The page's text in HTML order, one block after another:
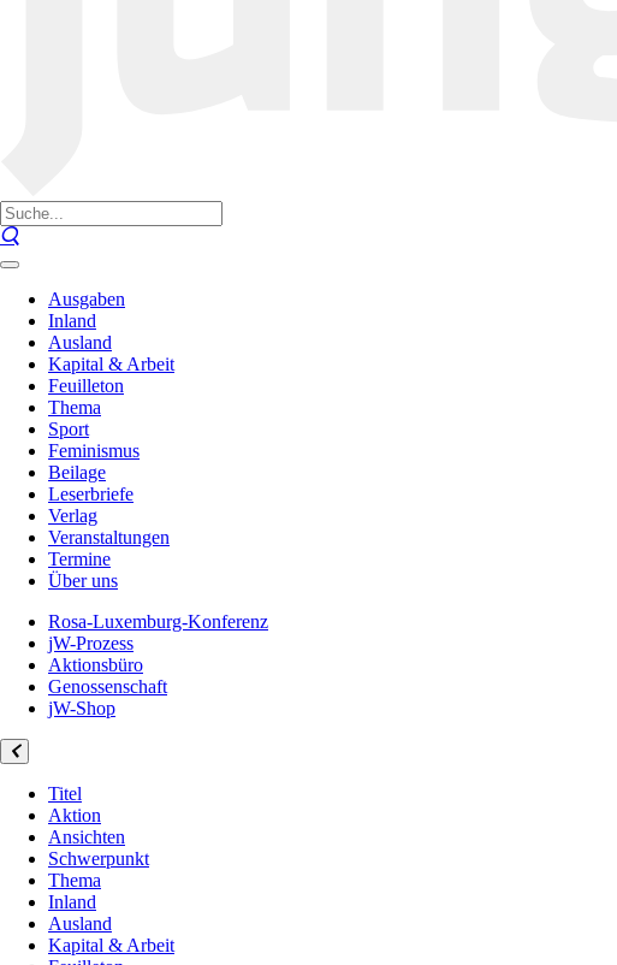
Ausgaben
Inland
Ausland
Kapital & Arbeit
Feuilleton
Thema
Sport
Feminismus
Beilage
Leserbriefe
Verlag
Veranstaltungen
Termine
Über uns
Rosa-Luxemburg-Konferenz
jW-Prozess
Aktionsbüro
Genossenschaft
jW-Shop
Titel
Aktion
Ansichten
Schwerpunkt
Thema
Inland
Ausland
Kapital & Arbeit